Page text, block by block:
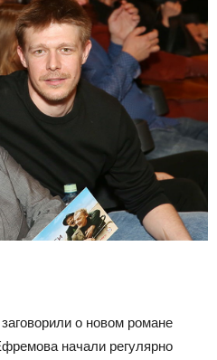
о новом романе
начали регулярно